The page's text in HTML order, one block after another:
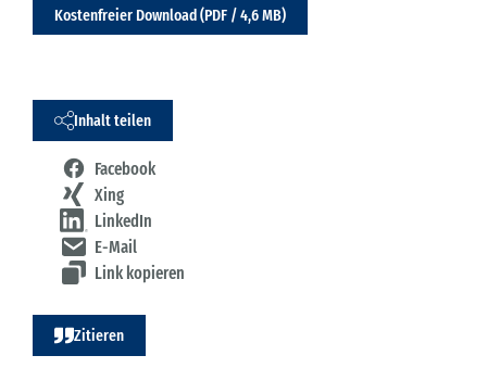
Kostenfreier Download (PDF / 4,6 MB)
Inhalt teilen
Facebook
Xing
LinkedIn
E-Mail
Link kopieren
Zitieren